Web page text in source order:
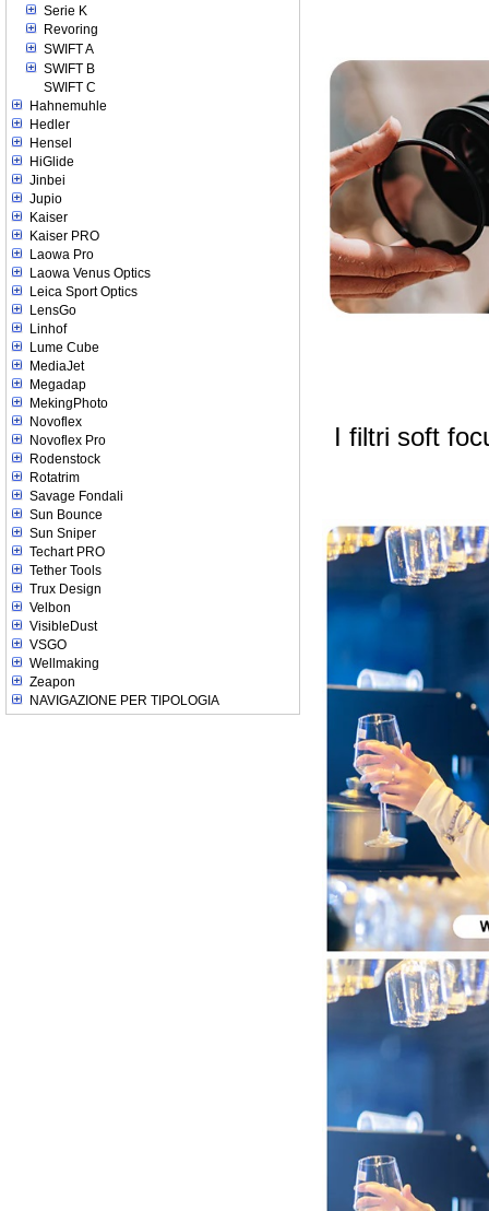
Serie K
Revoring
SWIFT A
SWIFT B
SWIFT C
Hahnemuhle
Hedler
Hensel
HiGlide
Jinbei
Jupio
Kaiser
Kaiser PRO
Laowa Pro
Laowa Venus Optics
Leica Sport Optics
LensGo
Linhof
Lume Cube
MediaJet
Megadap
MekingPhoto
Novoflex
Novoflex Pro
Rodenstock
Rotatrim
Savage Fondali
Sun Bounce
Sun Sniper
Techart PRO
Tether Tools
Trux Design
Velbon
VisibleDust
VSGO
Wellmaking
Zeapon
NAVIGAZIONE PER TIPOLOGIA
I filtri soft